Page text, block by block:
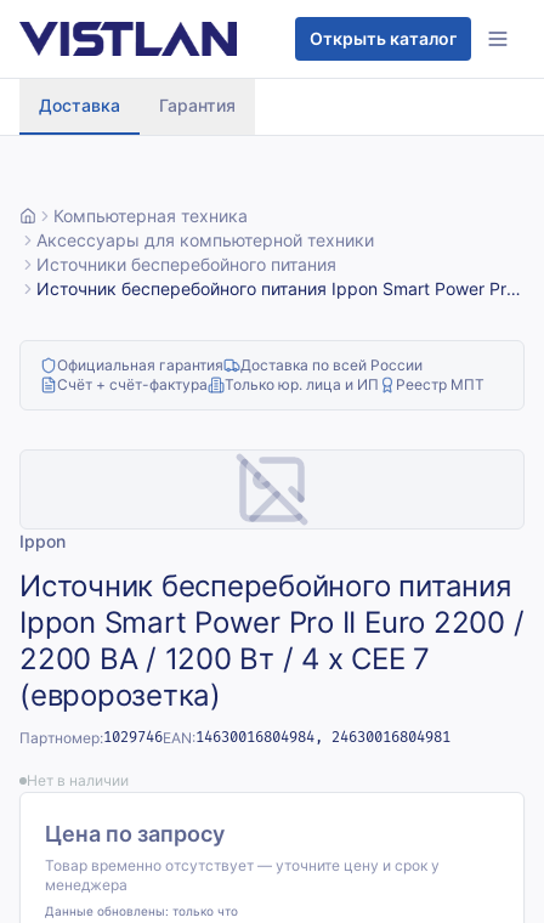
Открыть каталог
Доставка Гарантия
Компьютерная техника
Аксессуары для компьютерной техники
Источники бесперебойного питания
Источник бесперебойного питания Ippon Smart Power Pro
Официальная гарантия
Доставка по всей России
Счёт + счёт-фактура
Только юр. лица и ИП Реестр МПТ
Ippon
Источник бесперебойного питания
Ippon Smart Power Pro II Euro 2200 /
2200 ВА / 1200 Вт / 4 x CEE 7
(евророзетка)
Партномер:1029746EAN:14630016804984, 24630016804981
Нет в наличии
Цена по запросу
Товар временно отсутствует — уточните цену и срок у
менеджера
Данные обновлены: только что